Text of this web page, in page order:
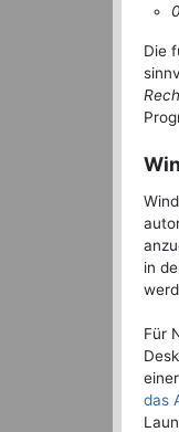
Die
in
Für
das